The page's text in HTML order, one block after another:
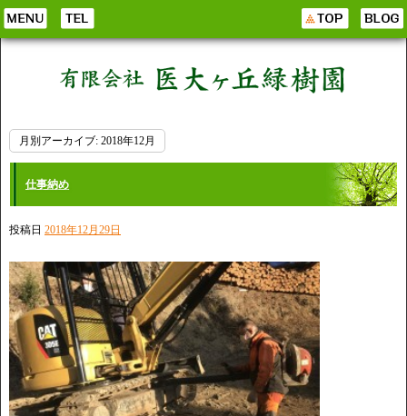
月別アーカイブ: 2018年12月
仕事納め
投稿日 2018年12月29日